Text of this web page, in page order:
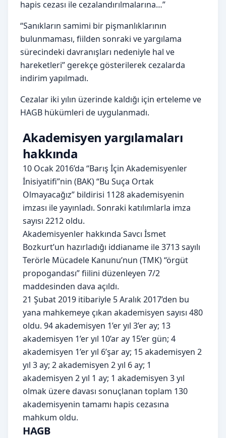
hapis cezası ile cezalandırılmalarına…”
“Sanıkların samimi bir pişmanlıklarının
bulunmaması, fiilden sonraki ve yargılama
sürecindeki davranışları nedeniyle hal ve
hareketleri” gerekçe gösterilerek cezalarda
indirim yapılmadı.
Cezalar iki yılın üzerinde kaldığı için erteleme ve
HAGB hükümleri de uygulanmadı.
Akademisyen yargılamaları
hakkında
10 Ocak 2016’da “Barış İçin Akademisyenler
İnisiyatifi”nin (BAK) “Bu Suça Ortak
Olmayacağız” bildirisi 1128 akademisyenin
imzası ile yayınladı. Sonraki katılımlarla imza
sayısı 2212 oldu.
Akademisyenler hakkında Savcı İsmet
Bozkurt’un hazırladığı iddianame ile 3713 sayılı
Terörle Mücadele Kanunu’nun (TMK) “örgüt
propogandası” fiilini düzenleyen 7/2
maddesinden dava açıldı.
21 Şubat 2019 itibariyle 5 Aralık 2017’den bu
yana mahkemeye çıkan akademisyen sayısı 480
oldu. 94 akademisyen 1’er yıl 3’er ay; 13
akademisyen 1’er yıl 10’ar ay 15’er gün; 4
akademisyen 1’er yıl 6’şar ay; 15 akademisyen 2
yıl 3 ay; 2 akademisyen 2 yıl 6 ay; 1
akademisyen 2 yıl 1 ay; 1 akademisyen 3 yıl
olmak üzere davası sonuçlanan toplam 130
akademisyenin tamamı hapis cezasına
mahkum oldu.
HAGB